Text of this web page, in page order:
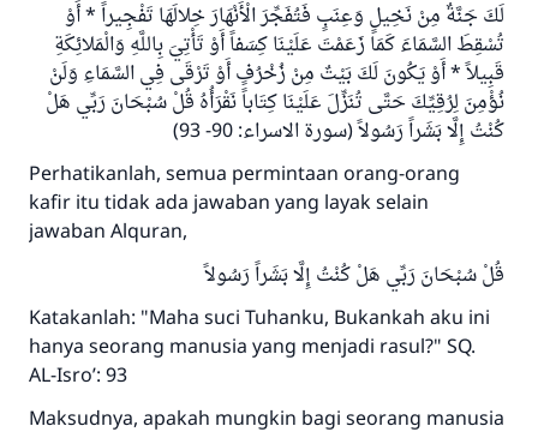
لَكَ جَنَّةٌ مِنْ نَخِيلٍ وَعِنَبٍ فَتُفَجِّرَ الْأَنْهَارَ خِلالَهَا تَفْجِيراً * أَوْ
تُسْقِطَ السَّمَاءَ كَمَا زَعَمْتَ عَلَيْنَا كِسَفاً أَوْ تَأْتِيَ بِاللَّهِ وَالْمَلائِكَةِ
قَبِيلاً * أَوْ يَكُونَ لَكَ بَيْتٌ مِنْ زُخْرُفٍ أَوْ تَرْقَى فِي السَّمَاءِ وَلَنْ
نُؤْمِنَ لِرُقِيِّكَ حَتَّى تُنَزِّلَ عَلَيْنَا كِتَاباً نَقْرَأُهُ قُلْ سُبْحَانَ رَبِّي هَلْ
كُنْتُ إِلَّا بَشَراً رَسُولاً (سورة الاسراء: 90- 93)
Perhatikanlah, semua permintaan orang-orang
kafir itu tidak ada jawaban yang layak selain
jawaban Alquran,
قُلْ سُبْحَانَ رَبِّي هَلْ كُنْتُ إِلَّا بَشَراً رَسُولاً
Katakanlah: "Maha suci Tuhanku, Bukankah aku ini
hanya seorang manusia yang menjadi rasul?" SQ.
AL-Isro’: 93
Maksudnya, apakah mungkin bagi seorang manusia